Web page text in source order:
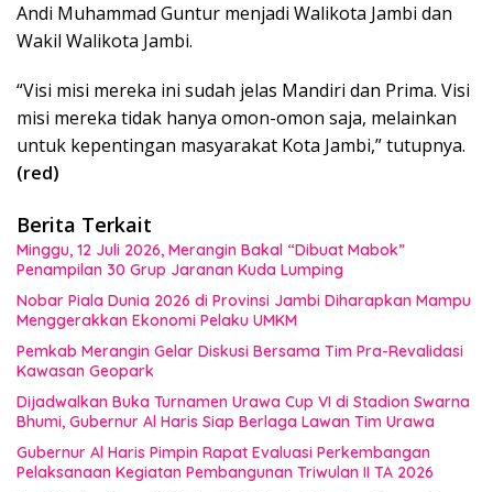
Andi Muhammad Guntur menjadi Walikota Jambi dan
Wakil Walikota Jambi.
“Visi misi mereka ini sudah jelas Mandiri dan Prima. Visi
misi mereka tidak hanya omon-omon saja, melainkan
untuk kepentingan masyarakat Kota Jambi,” tutupnya.
(red)
Berita Terkait
Minggu, 12 Juli 2026, Merangin Bakal “Dibuat Mabok”
Penampilan 30 Grup Jaranan Kuda Lumping
Nobar Piala Dunia 2026 di Provinsi Jambi Diharapkan Mampu
Menggerakkan Ekonomi Pelaku UMKM
Pemkab Merangin Gelar Diskusi Bersama Tim Pra-Revalidasi
Kawasan Geopark
Dijadwalkan Buka Turnamen Urawa Cup VI di Stadion Swarna
Bhumi, Gubernur Al Haris Siap Berlaga Lawan Tim Urawa
Gubernur Al Haris Pimpin Rapat Evaluasi Perkembangan
Pelaksanaan Kegiatan Pembangunan Triwulan II TA 2026